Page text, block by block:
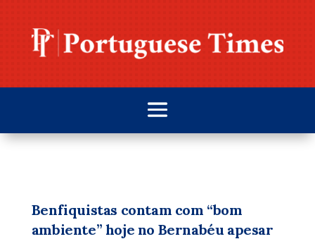
Benfiquistas contam com “bom
ambiente” hoje no Bernabéu apesar